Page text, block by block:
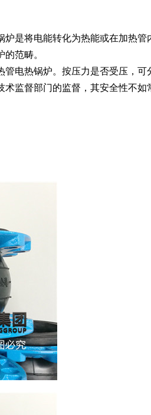
炉是将电能转化为热能或在加热管
范畴。
管电热锅炉。按压力是否受压，可
监督部门的监督，其安全性不如